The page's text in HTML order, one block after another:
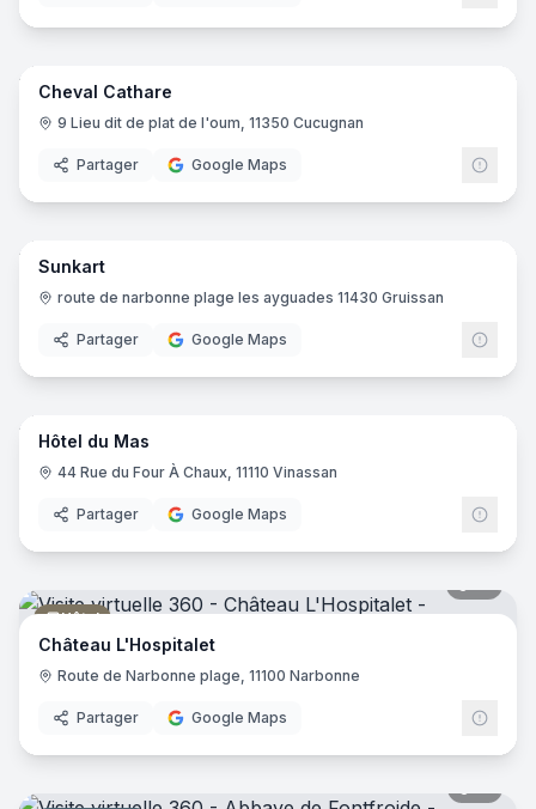
Centre équestre
7
Cheval Cathare
9 Lieu dit de plat de l'oum, 11350 Cucugnan
Partager Google Maps
Circuit de karting
11
Sunkart
route de narbonne plage les ayguades 11430 Gruissan
Partager Google Maps
Hôtel
18
Hôtel du Mas
44 Rue du Four À Chaux, 11110 Vinassan
Partager Google Maps
Hôtel
Château L'Hospitalet
Route de Narbonne plage, 11100 Narbonne
Partager Google Maps